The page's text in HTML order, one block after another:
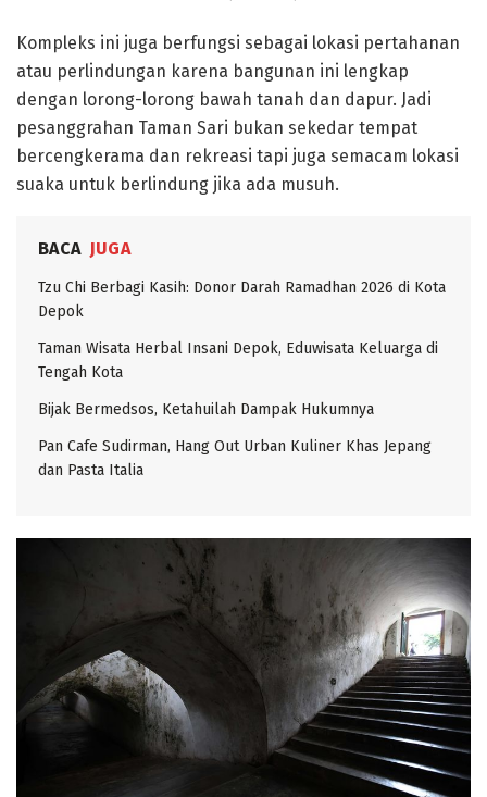
Kompleks ini juga berfungsi sebagai lokasi pertahanan
atau perlindungan karena bangunan ini lengkap
dengan lorong-lorong bawah tanah dan dapur. Jadi
pesanggrahan Taman Sari bukan sekedar tempat
bercengkerama dan rekreasi tapi juga semacam lokasi
suaka untuk berlindung jika ada musuh.
BACA JUGA
Tzu Chi Berbagi Kasih: Donor Darah Ramadhan 2026 di Kota
Depok
Taman Wisata Herbal Insani Depok, Eduwisata Keluarga di
Tengah Kota
Bijak Bermedsos, Ketahuilah Dampak Hukumnya
Pan Cafe Sudirman, Hang Out Urban Kuliner Khas Jepang
dan Pasta Italia